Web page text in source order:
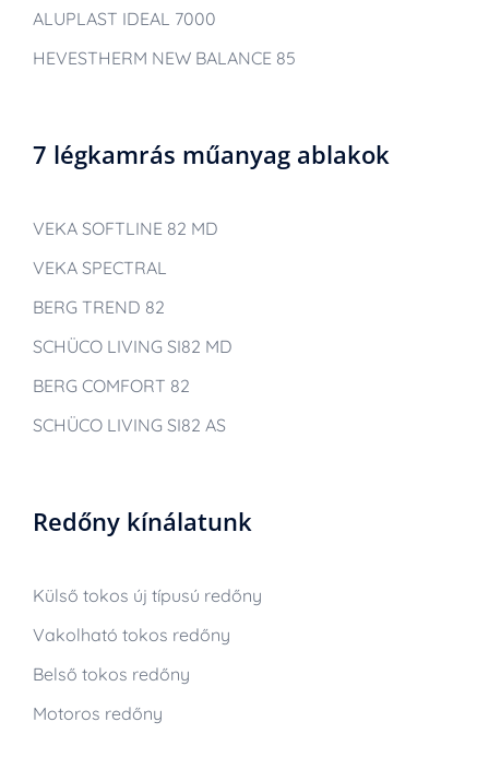
ALUPLAST IDEAL 7000
HEVESTHERM NEW BALANCE 85
7 légkamrás műanyag ablakok
VEKA SOFTLINE 82 MD
VEKA SPECTRAL
BERG TREND 82
SCHÜCO LIVING SI82 MD
BERG COMFORT 82
SCHÜCO LIVING SI82 AS
Redőny kínálatunk
Külső tokos új típusú redőny
Vakolható tokos redőny
Belső tokos redőny
Motoros redőny